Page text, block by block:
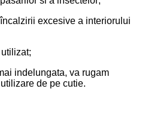
excesive a interiorului
indelungata, va rugam
de pe cutie.